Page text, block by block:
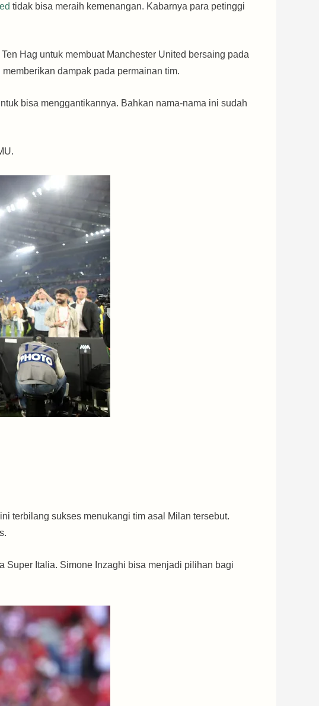
tidak bisa meraih kemenangan. Kabarnya para petinggi
Hag untuk membuat Manchester United bersaing pada
dampak pada permainan tim.
bisa menggantikannya. Bahkan nama-nama ini sudah
terbilang sukses menukangi tim asal Milan tersebut.
Super Italia. Simone Inzaghi bisa menjadi pilihan bagi